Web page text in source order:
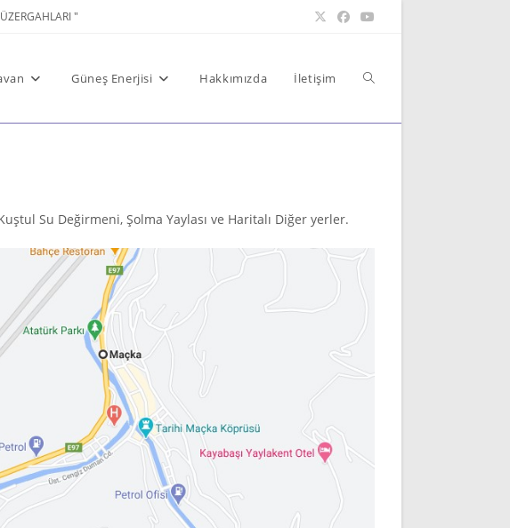
"
Güneş Enerjisi Hakkımızda İletişim Toggle
search
Su Değirmeni, Şolma Yaylası ve Haritalı Diğer yerler.